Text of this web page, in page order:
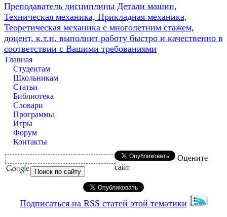
Преподаватель дисциплины Детали машин,
Техническая механика, Прикладная механика,
Теоретическая механика с многолетним стажем,
доцент, к.т.н. выполнит работу быстро и качественно в
соответствии с Вашими требованиями
Главная
Студентам
Школьникам
Статьи
Библиотека
Словари
Программы
Игры
Форум
Контакты
Оцените
сайт
Подписаться на RSS статей этой тематики